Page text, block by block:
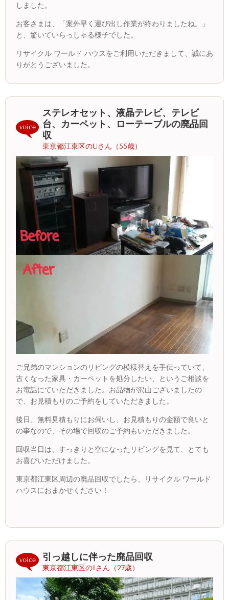
しました。
お客さまは、「案外早く運び出し作業が終わりましたね。」
と、驚いていらっしゃる様子でした。
リサイクル ワールド ハウスをご利用いただきまして、誠にあ
りがとうございました。
ステレオセット、液晶テレビ、テレビ
台、カーペット、ローテーブルの廃品回
収
東京都江東区のUさん（55歳）
ご兄弟のマンションのリビングの模様替えを手伝っていて、
古くなった家具・カーペットを処分したい、というご相談を
お電話にていただきました。お品物が沢山ございましたの
で、お見積もりのご予約をしていただきました。
後日、無料見積もりにお伺いし、お見積もりの金額で良いと
の事なので、その場で回収のご予約もいただきました。
回収当日は、すっきりと空になったリビングを見て、とても
お喜びいただけました。
東京都江東区周辺の廃品回収でしたら、リサイクル ワールド
ハウスにおまかせください！
引っ越しに伴った廃品回収
東京都江東区のIさん（27歳）